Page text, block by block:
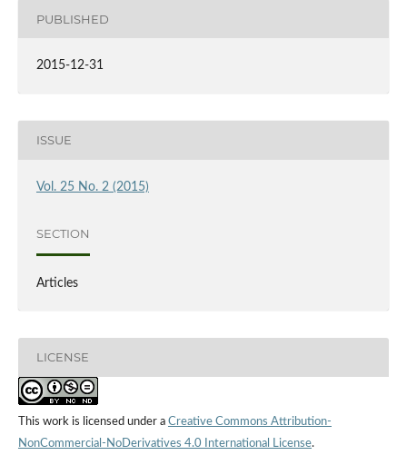
PUBLISHED
2015-12-31
ISSUE
Vol. 25 No. 2 (2015)
SECTION
Articles
LICENSE
This work is licensed under a Creative Commons Attribution-
NonCommercial-NoDerivatives 4.0 International License.